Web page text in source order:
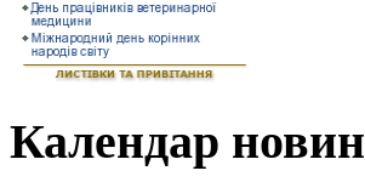
Календар новин